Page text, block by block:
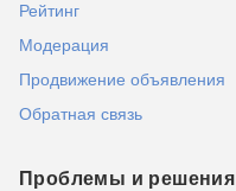
Рейтинг
Модерация
Продвижение объявления
Обратная связь
Проблемы и решения